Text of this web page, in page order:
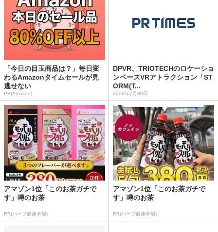
「今日の目玉商品は？」毎日変
わるAmazonタイムセールが見
逃せない
PR(Amazon)
DPVR、TRIOTECHのロケーショ
ンベースVRアトラクション「ST
ORM(T...
2026年7月30日
アマゾン1位「このお茶ガチで
す」噂のお茶
PR(ハーブ健康本舗)
アマゾン1位「このお茶ガチで
す」噂のお茶
PR(ハーブ健康本舗)